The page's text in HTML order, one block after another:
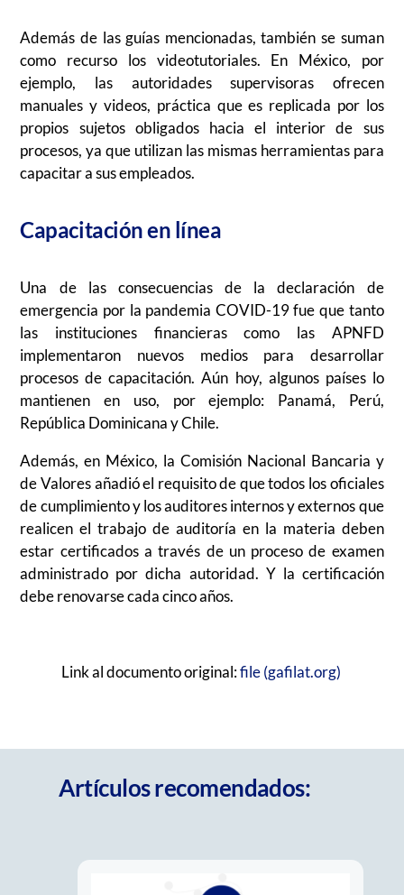
Además de las guías mencionadas, también se suman
como recurso los videotutoriales. En México, por
ejemplo, las autoridades supervisoras ofrecen
manuales y videos, práctica que es replicada por los
propios sujetos obligados hacia el interior de sus
procesos, ya que utilizan las mismas herramientas para
capacitar a sus empleados.
Capacitación en línea
Una de las consecuencias de la declaración de
emergencia por la pandemia COVID-19 fue que tanto
las instituciones financieras como las APNFD
implementaron nuevos medios para desarrollar
procesos de capacitación. Aún hoy, algunos países lo
mantienen en uso, por ejemplo: Panamá, Perú,
República Dominicana y Chile.
Además, en México, la Comisión Nacional Bancaria y
de Valores añadió el requisito de que todos los oficiales
de cumplimiento y los auditores internos y externos que
realicen el trabajo de auditoría en la materia deben
estar certificados a través de un proceso de examen
administrado por dicha autoridad. Y la certificación
debe renovarse cada cinco años.
Link al documento original:file (gafilat.org)
Artículos recomendados: